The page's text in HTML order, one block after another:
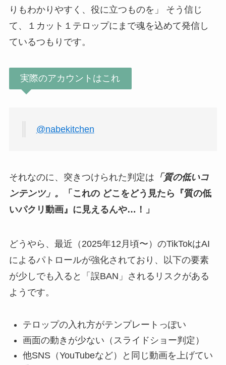
りもわかりやすく、役に立つものを」 そう信じ
て、１カット１テロップにまで魂を込めて発信し
ているつもりです。
実際のアカウントはこれ
@nabekitchen
それなのに、突きつけられた判定は 「質の低いコ
ンテンツ」。
「これの どこをどう見たら『質の低
いパクリ動画』に見えるんや…！」
どうやら、最近（2025年12月頃〜）のTikTokはAI
によるパトロールが強化されており、以下の要素
が少しでも入ると「誤BAN」されるリスクがある
ようです。
テロップの入れ方がテンプレートっぽい
画面の動きが少ない（スライドショー判定）
他SNS（YouTubeなど）と同じ動画を上げてい